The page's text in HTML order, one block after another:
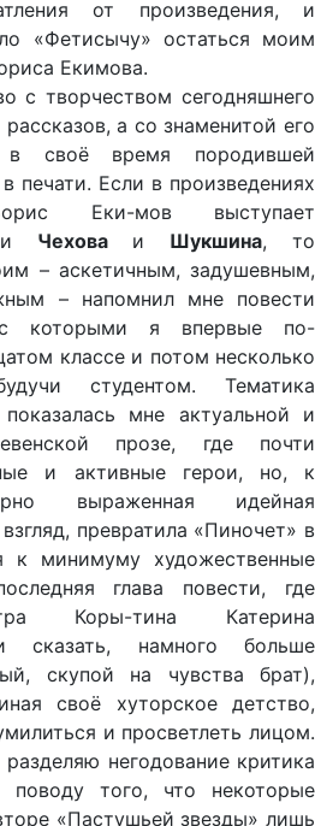
от произведения, и
«Фетисычу» остаться моим
Екимова.
с творчеством сегодняшнего
а со знаменитой его
в своё время породившей
печати. Если в произведениях
Еки-мов выступает
Чеховаи Шукшина, то
– аскетичным, задушевным,
– напомнил мне повести
которыми я впервые по-
классе и потом несколько
студентом. Тематика
мне актуальной и
прозе, где почти
и активные герои, но, к
выраженная идейная
превратила «Пиночет» в
к минимуму художественные
глава повести, где
Коры-тина Катерина
сказать, намного больше
скупой на чувства брат),
своё хуторское детство,
и просветлеть лицом.
негодование критика
поводу того, что некоторые
«Пастушьей звезды» лишь